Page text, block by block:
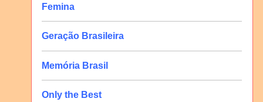
Femina
Geração Brasileira
Memória Brasil
Only the Best